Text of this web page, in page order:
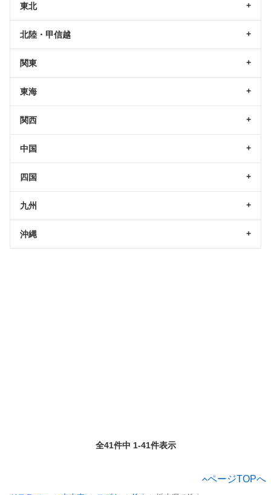
東北
北陸・甲信越
関東
東海
関西
中国
四国
九州
沖縄
全41件中 1-41件表示
ページTOPへ